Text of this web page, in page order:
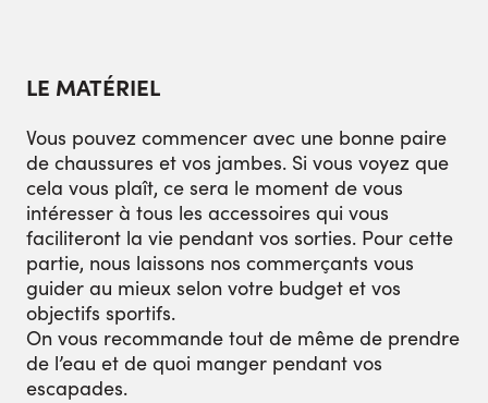
LE MATÉRIEL
Vous pouvez commencer avec une bonne paire
de chaussures et vos jambes. Si vous voyez que
cela vous plaît, ce sera le moment de vous
intéresser à tous les accessoires qui vous
faciliteront la vie pendant vos sorties. Pour cette
partie, nous laissons nos commerçants vous
guider au mieux selon votre budget et vos
objectifs sportifs.
On vous recommande tout de même de prendre
de l’eau et de quoi manger pendant vos
escapades.